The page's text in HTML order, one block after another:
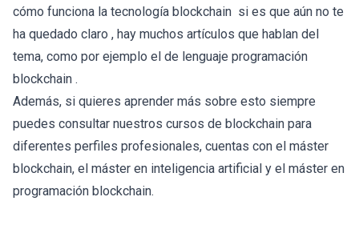
cómo funciona la tecnologí­a blockchain si es que aún no te
ha quedado claro , hay muchos artículos que hablan del
tema, como por ejemplo el de lenguaje programación
blockchain .
Además, si quieres aprender más sobre esto siempre
puedes consultar nuestros cursos de blockchain para
diferentes perfiles profesionales, cuentas con el máster
blockchain, el máster en inteligencia artificial y el máster en
programación blockchain.